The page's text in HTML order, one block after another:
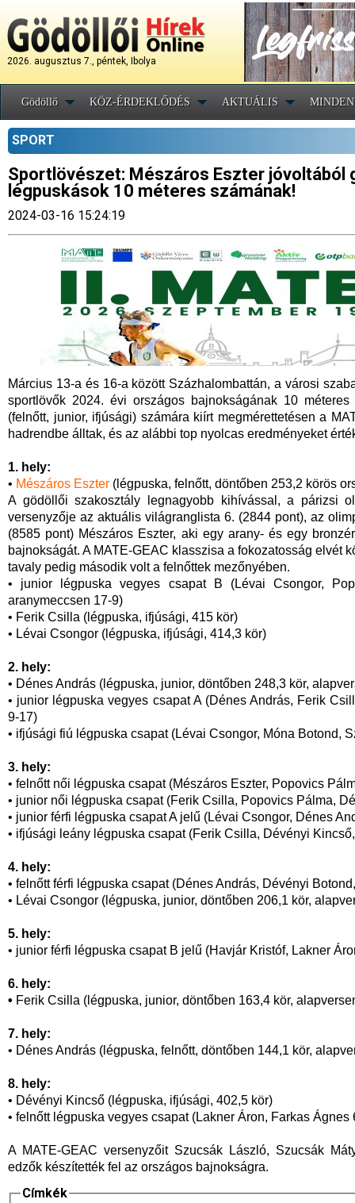
2026. augusztus 7., péntek, Ibolya
Gödöllő KÖZ-ÉRDEKLŐDÉS AKTUÁLIS
SPORT
Sportlövészet: Mészáros Eszter jóvoltából
légpuskások 10 méteres számának!
2024-03-16 15:24:19
Március 13-a és 16-a között Százhalombattán, a városi
sportlövők 2024. évi országos bajnokságának 10
(felnőtt, junior, ifjúsági) számára kiírt megmérettetésen a
hadrendbe álltak, és az alábbi top nyolcas eredményeket
1. hely:
• Mészáros Eszter (légpuska, felnőtt, döntőben 253,2 körös
A gödöllői szakosztály legnagyobb kihívással, a párizsi
versenyzője az aktuális világranglista 6. (2844 pont), az
(8585 pont) Mészáros Eszter, aki egy arany- és egy
bajnokságát. A MATE-GEAC klasszisa a fokozatosság elvét
tavaly pedig második volt a felnőttek mezőnyében.
• junior légpuska vegyes csapat B (Lévai Csongor,
aranymeccsen 17-9)
• Ferik Csilla (légpuska, ifjúsági, 415 kör)
• Lévai Csongor (légpuska, ifjúsági, 414,3 kör)
2. hely:
• Dénes András (légpuska, junior, döntőben 248,3 kör,
• junior légpuska vegyes csapat A (Dénes András, Ferik
9-17)
• ifjúsági fiú légpuska csapat (Lévai Csongor, Móna Botond,
3. hely:
• felnőtt női légpuska csapat (Mészáros Eszter, Popovics
• junior női légpuska csapat (Ferik Csilla, Popovics Pálma,
• junior férfi légpuska csapat A jelű (Lévai Csongor, Dénes
• ifjúsági leány légpuska csapat (Ferik Csilla, Dévényi
4. hely:
• felnőtt férfi légpuska csapat (Dénes András, Dévényi
• Lévai Csongor (légpuska, junior, döntőben 206,1 kör,
5. hely:
• junior férfi légpuska csapat B jelű (Havjár Kristóf, Lakner
6. hely:
• Ferik Csilla (légpuska, junior, döntőben 163,4 kör,
7. hely:
• Dénes András (légpuska, felnőtt, döntőben 144,1 kör,
8. hely:
• Dévényi Kincső (légpuska, ifjúsági, 402,5 kör)
• felnőtt légpuska vegyes csapat (Lakner Áron, Farkas Ágnes
A MATE-GEAC versenyzőit Szucsák László, Szucsák
edzők készítették fel az országos bajnokságra.
Címkék